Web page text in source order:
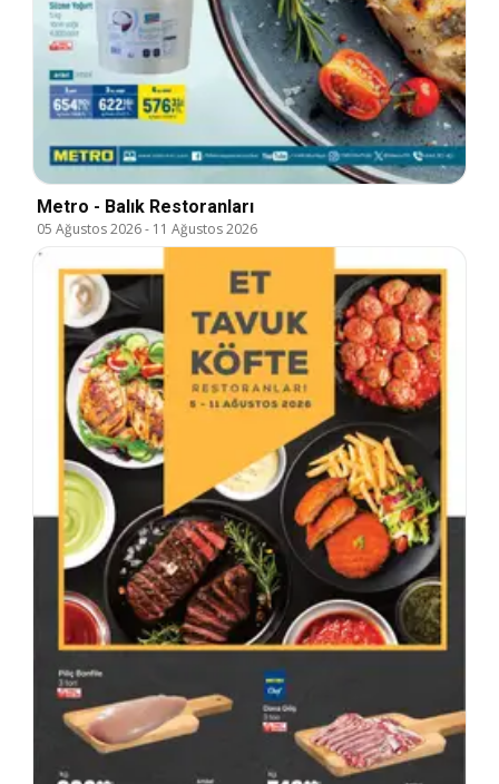
Metro - Balık Restoranları
05 Ağustos 2026- 11 Ağustos 2026